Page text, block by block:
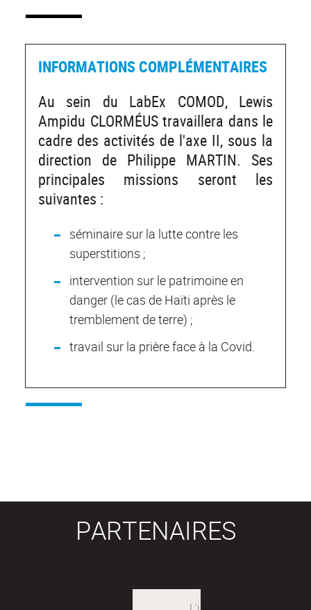
INFORMATIONS COMPLÉMENTAIRES
Au sein du LabEx COMOD, Lewis
Ampidu CLORMÉUS travaillera dans le
cadre des activités de l'axe II, sous la
direction de Philippe MARTIN. Ses
principales missions seront les
suivantes :
séminaire sur la lutte contre les
superstitions ;
intervention sur le patrimoine en
danger (le cas de Haïti après le
tremblement de terre) ;
travail sur la prière face à la Covid.
PARTENAIRES